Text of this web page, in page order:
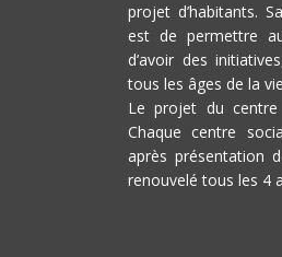
projet d’habitants.
est de permettre
d’avoir des
tous les âges de la
Le projet du centre
Chaque centre
après présentation
renouvelé tous les 4